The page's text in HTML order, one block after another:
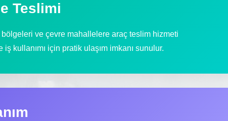
Teslimi
ve çevre mahallelere araç teslim hizmeti
kullanımı için pratik ulaşım imkanı sunulur.